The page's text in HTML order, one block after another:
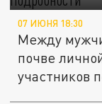
07 ИЮНЯ 18:30
Между
почве
участников